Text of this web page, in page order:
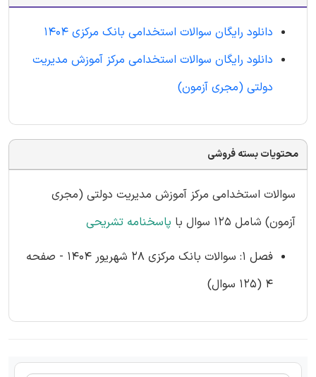
دانلود رایگان سوالات استخدامی بانک مرکزی 1404
دانلود رایگان سوالات استخدامی مرکز آموزش مدیریت
دولتی (مجری آزمون)
محتویات بسته فروشی
سوالات استخدامی مرکز آموزش مدیریت دولتی (مجری
آزمون) شامل 125 سوال با
پاسخنامه تشریحی
فصل 1: سوالات بانک مرکزی 28 شهریور 1404 - صفحه
4 (125 سوال)